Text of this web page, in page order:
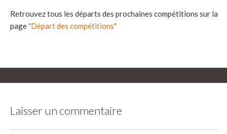
Retrouvez tous les départs des prochaines compétitions sur la
page"Départ des compétitions"
Laisser un commentaire